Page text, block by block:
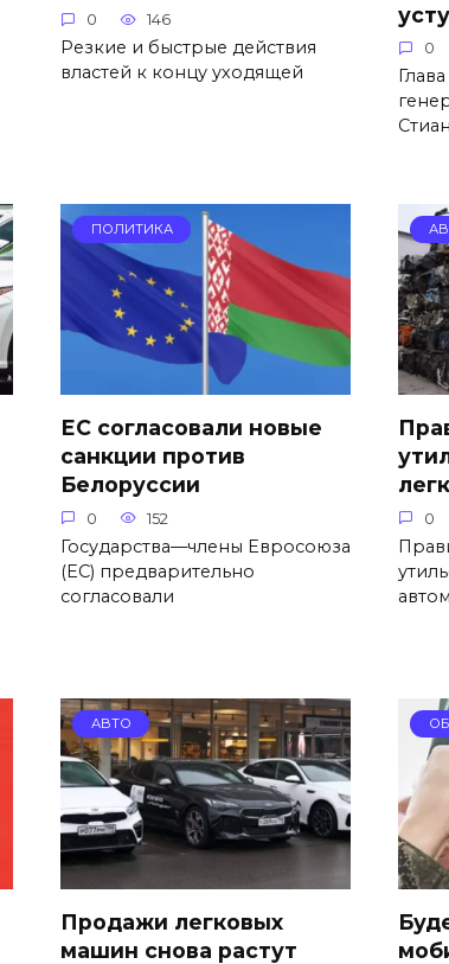
0 146
Резкие и быстрые действия
властей к концу уходящей
0
Стиан
ПОЛИТИКА
ЕС согласовали новые
санкции против
Белоруссии
0 152
Государства—члены Евросоюза
(ЕС) предварительно
согласовали
0
АВТО
Продажи легковых
машин снова растут